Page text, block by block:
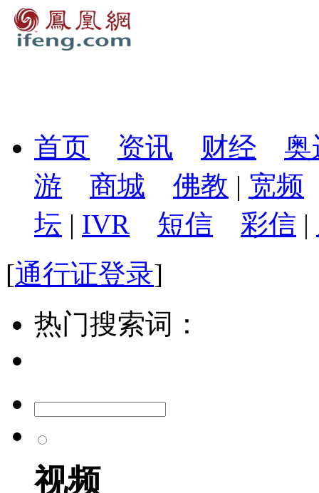
首页 资讯 财经
奥
游
商城 佛教 | 宽频
坛 | IVR 短信 彩信 |
[通行证登录]
热门搜索词：
视频